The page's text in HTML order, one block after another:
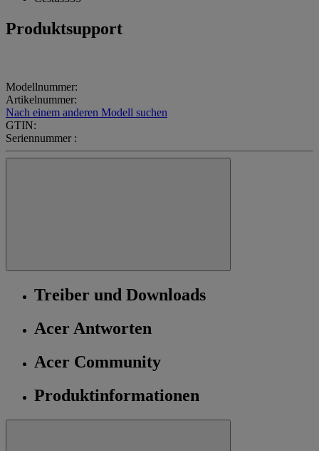
Produktsupport
Modellnummer:
Artikelnummer:
Nach einem anderen Modell suchen
GTIN:
Seriennummer :
Treiber und Downloads
Acer Antworten
Acer Community
Produktinformationen